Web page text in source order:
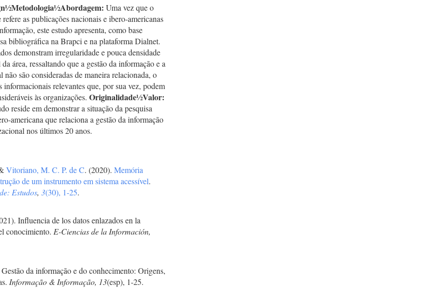
½Metodologia½Abordagem:Uma vez que o
refere as publicações nacionais e ibero-americanas
este estudo apresenta, como base
bibliográfica na Brapci e na plataforma Dialnet.
demonstram irregularidade e pouca densidade
área, ressaltando que a gestão da informação e a
são consideradas de maneira relacionada, o
informacionais relevantes que, por sua vez, podem
às organizações.Originalidade½Valor:
reside em demonstrar a situação da pesquisa
americana que relaciona a gestão da informação
nos últimos 20 anos.
Vitoriano, M. C. P. de C. (2020).Memória
de um instrumento em sistema acessível.
Estudos,3(30), 1-25.
Influencia de los datos enlazados en la
conocimiento.E-Ciencias de la Información,
da informação e do conhecimento: Origens,
Informação & Informação, 13(esp), 1-25.